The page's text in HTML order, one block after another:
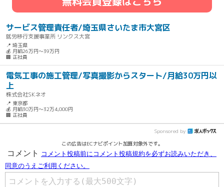
サービス管理責任者/埼玉県さいたま市大宮区
就労移行支援事業所 リンクス大宮
📍 埼玉県
💰 月給26万円～39万円
🏢 正社員
電気工事の施工管理/写真撮影からスタート/月給30万円以
上
株式会社SKネオ
📍 東京都
💰 月給30万円～32万4,000円
🏢 正社員
Sponsored by
この広告はECナビポイント加算対象外です。